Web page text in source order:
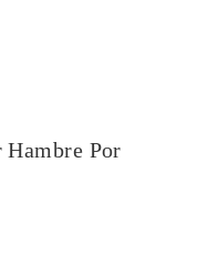
Hambre Por